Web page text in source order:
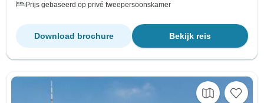
Prijs gebaseerd op privé tweepersoonskamer
Bekijk reis
Download brochure